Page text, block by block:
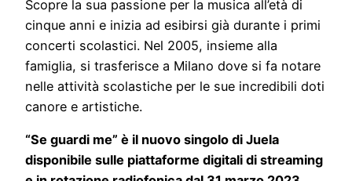
Scopre la sua passione per la musica all’età di
cinque anni e inizia ad esibirsi già durante i primi
concerti scolastici. Nel 2005, insieme alla
famiglia, si trasferisce a Milano dove si fa notare
nelle attività scolastiche per le sue incredibili doti
canore e artistiche.
“Se guardi me” è il nuovo singolo di Juela
disponibile sulle piattaforme digitali di streaming